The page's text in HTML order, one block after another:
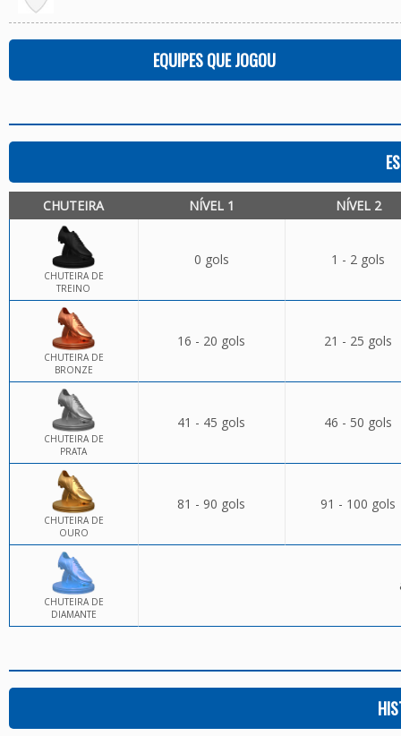
EQUIPES QUE JOGOU
CHUTEIRA NÍVEL 1 NÍVEL 2
CHUTEIRA DE
TREINO
0 gols 1 - 2 gols
CHUTEIRA DE
BRONZE
16 - 20 gols 21 - 25 gols
CHUTEIRA DE
PRATA
41 - 45 gols 46 - 50 gols
CHUTEIRA DE
OURO
81 - 90 gols 91 - 100 gols
CHUTEIRA DE
DIAMANTE